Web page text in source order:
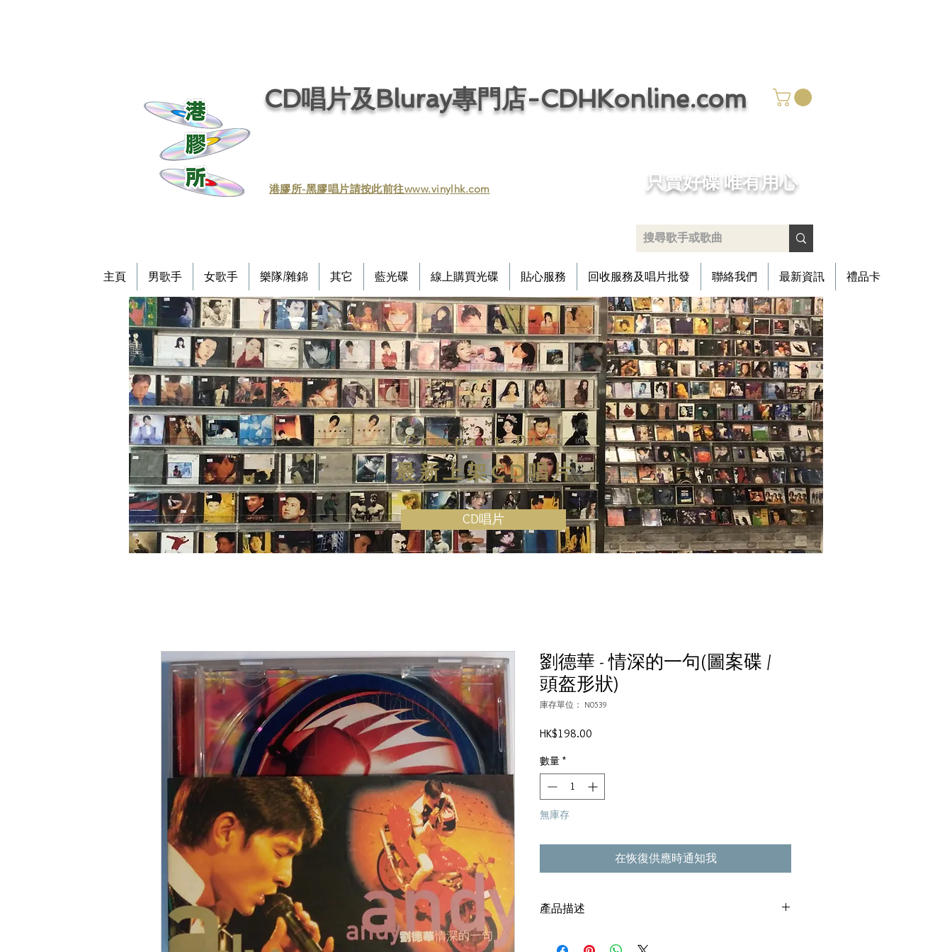
CD唱片及Bluray專門店-CDHKonline.com
​港膠所-黑膠唱片請按此前往www.vinylhk.com ​只賣好碟 唯有用心
主頁 男歌手 女歌手 樂隊/雜錦 其它 藍光碟 線上購買光碟 貼心服務 回收服務及唱片批發 聯絡我們 最新資訊 禮品卡
Compact Disc
最新上架CD唱片
CD唱片
劉德華 - 情深的一句(圖案碟 /
頭盔形狀)
庫存單位： N0539
HK$198.00
數量 *
無庫存
在恢復供應時通知我
產品描述